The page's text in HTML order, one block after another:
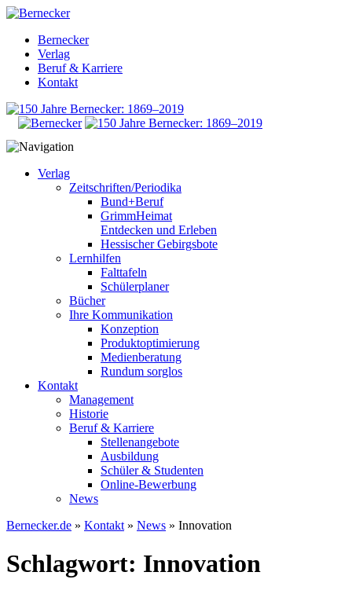
Bernecker
Verlag
Beruf & Karriere
Kontakt
Verlag
Zeitschriften/Periodika
Bund+Beruf
GrimmHeimat
Entdecken und Erleben
Hessischer Gebirgsbote
Lernhilfen
Falttafeln
Schülerplaner
Bücher
Ihre Kommunikation
Konzeption
Produktoptimierung
Medienberatung
Rundum sorglos
Kontakt
Management
Historie
Beruf & Karriere
Stellenangebote
Ausbildung
Schüler & Studenten
Online-Bewerbung
News
Bernecker.de » Kontakt » News » Innovation
Schlagwort: Innovation